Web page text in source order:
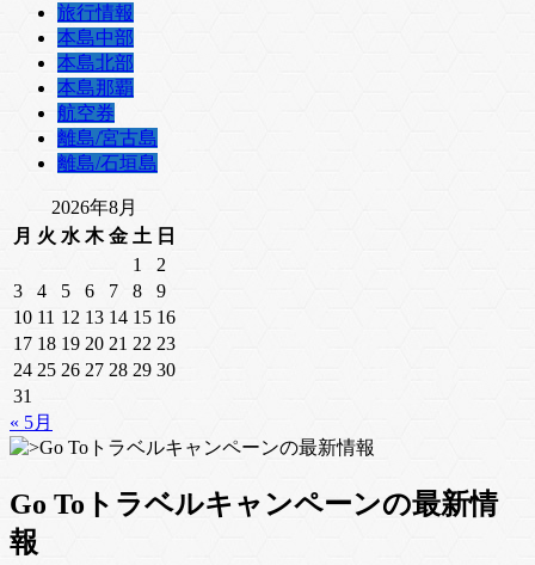
旅行情報
本島中部
本島北部
本島那覇
航空券
離島/宮古島
離島/石垣島
2026年8月
月 火 水 木 金 土 日
1
2
3
4 5 6 7 8
9
10 11 12 13 14 15 16
17 18 19 20 21 22 23
24 25 26 27 28 29 30
31
« 5月
Go Toトラベルキャンペーンの最新情
報